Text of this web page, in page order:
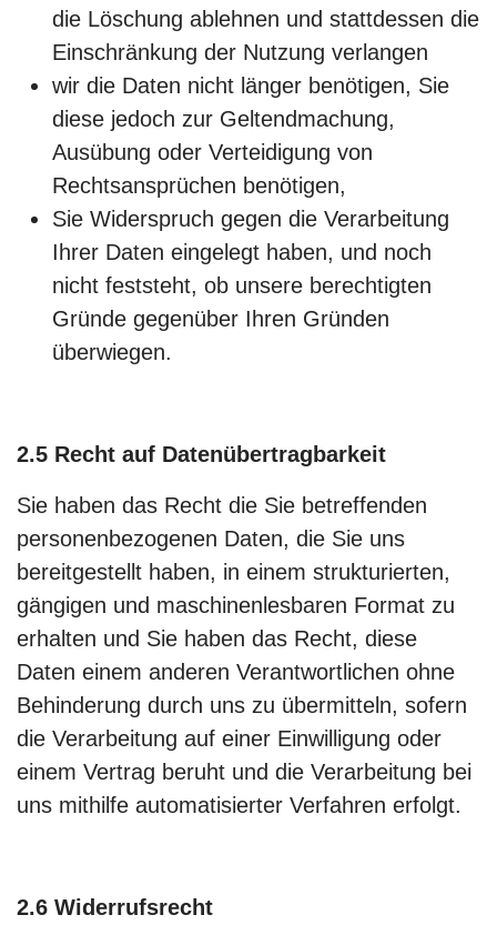
die Löschung ablehnen und stattdessen die
Einschränkung der Nutzung verlangen
wir die Daten nicht länger benötigen, Sie
diese jedoch zur Geltendmachung,
Ausübung oder Verteidigung von
Rechtsansprüchen benötigen,
Sie Widerspruch gegen die Verarbeitung
Ihrer Daten eingelegt haben, und noch
nicht feststeht, ob unsere berechtigten
Gründe gegenüber Ihren Gründen
überwiegen.
2.5 Recht auf Datenübertragbarkeit
Sie haben das Recht die Sie betreffenden
personenbezogenen Daten, die Sie uns
bereitgestellt haben, in einem strukturierten,
gängigen und maschinenlesbaren Format zu
erhalten und Sie haben das Recht, diese
Daten einem anderen Verantwortlichen ohne
Behinderung durch uns zu übermitteln, sofern
die Verarbeitung auf einer Einwilligung oder
einem Vertrag beruht und die Verarbeitung bei
uns mithilfe automatisierter Verfahren erfolgt.
2.6 Widerrufsrecht